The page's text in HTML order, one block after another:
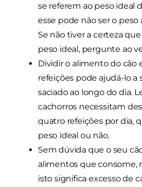
se referem ao peso ideal
esse pode não ser o peso
Se não tiver a certeza
peso ideal, pergunte ao
Dividir o alimento do cão
refeições pode ajudá-lo a
saciado ao longo do dia.
cachorros necessitam
quatro refeições por dia,
peso ideal ou não.
Sem dúvida que o seu
alimentos que consome,
isto significa excesso de